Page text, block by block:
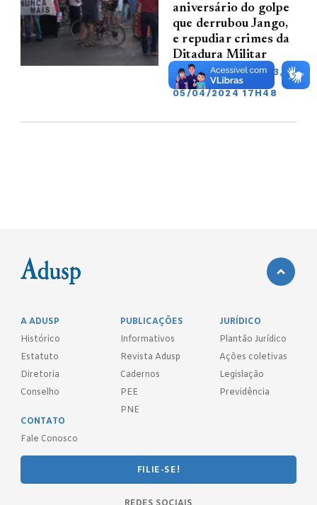
aniversário do golpe
que derrubou Jango,
e repudiar crimes da
Ditadura Militar
04/04/2024 09H33,
ATUALIZAÇÃO
05/04/2024 17H48
A ADUSP
Histórico
Estatuto
Diretoria
Conselho
PUBLICAÇÕES
Informativos
Revista Adusp
Cadernos
PEE
PNE
JURÍDICO
Plantão Jurídico
Ações coletivas
Legislação
Previdência
CONTATO
Fale Conosco
FILIE-SE!